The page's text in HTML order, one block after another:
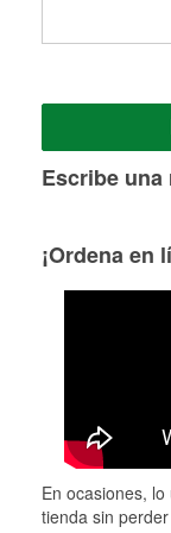
Escribe una
¡Ordena en
En ocasiones,
tienda sin